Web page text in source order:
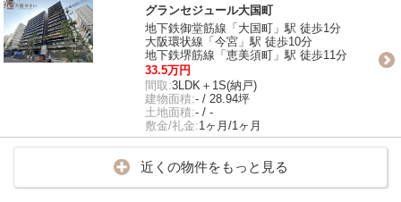
グランセジュール大国町
地下鉄御堂筋線「大国町」駅 徒歩1分
大阪環状線「今宮」駅 徒歩10分
地下鉄堺筋線「恵美須町」駅 徒歩11分
33.5万円
間取:3LDK＋1S(納戸)
建物面積:- / 28.94坪
土地面積:- / -
敷金/礼金:1ヶ月/1ヶ月
近くの物件をもっと見る